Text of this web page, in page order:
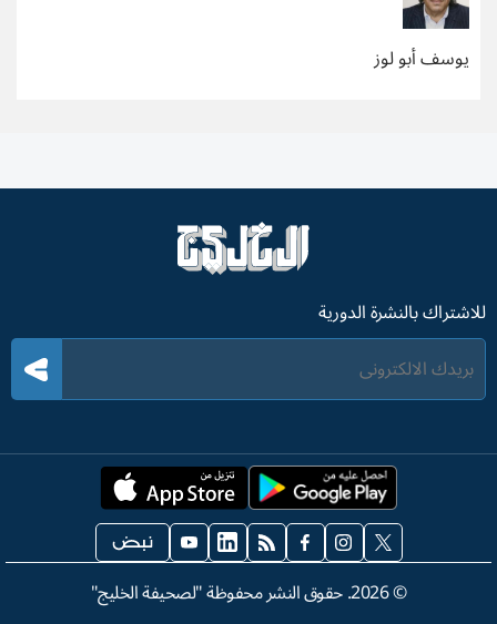
يوسف أبو لوز
للاشتراك بالنشرة الدورية
©
2026. حقوق النشر محفوظة "لصحيفة الخليج"